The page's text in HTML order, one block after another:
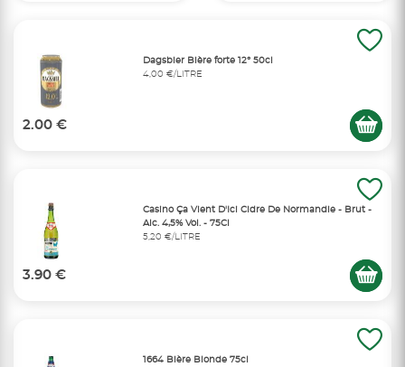
Dagsbier Bière forte 12° 50cl
4,00 €/LITRE
2.00 €
Casino Ça Vient D'Ici Cidre De Normandie - Brut -
Alc. 4,5% Vol. - 75Cl
5,20 €/LITRE
3.90 €
1664 Bière Blonde 75cl